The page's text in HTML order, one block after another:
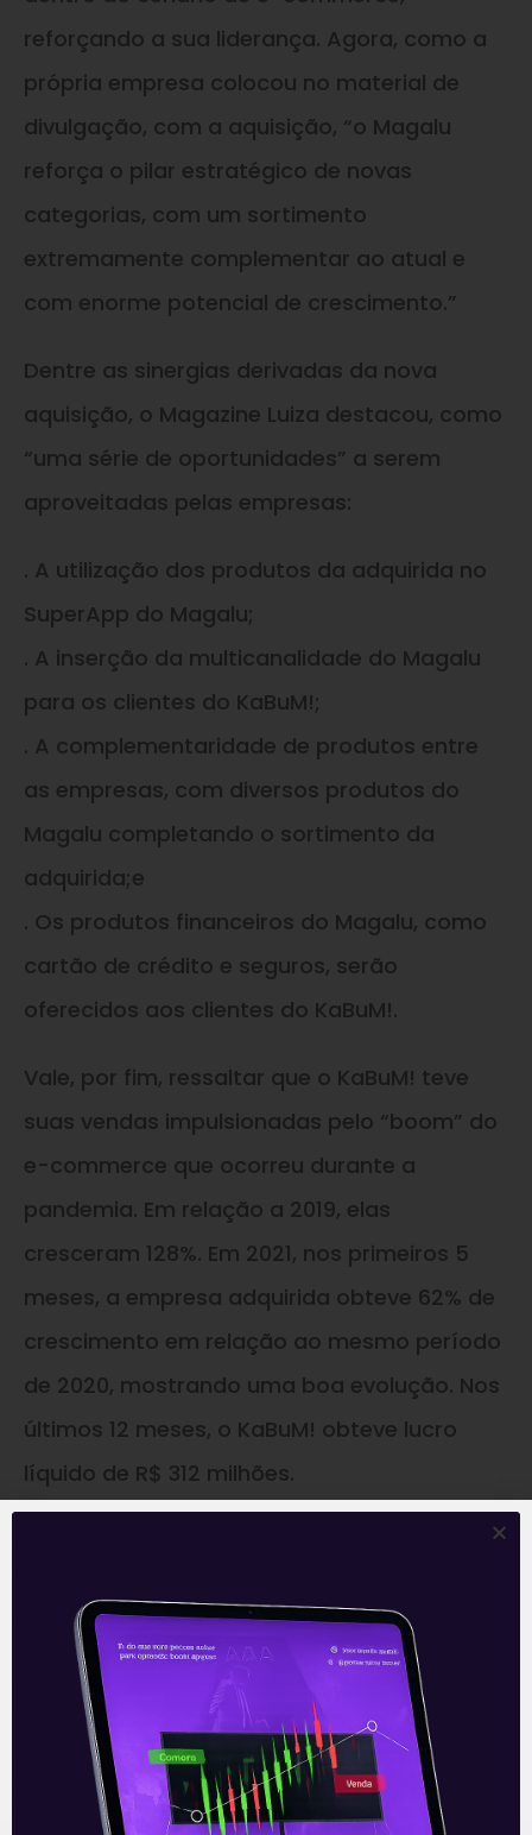
reforçando a sua liderança. Agora, como a
própria empresa colocou no material de
divulgação, com a aquisição, “o Magalu
reforça o pilar estratégico de novas
categorias, com um sortimento
extremamente complementar ao atual e
com enorme potencial de crescimento.”
Dentre as sinergias derivadas da nova
aquisição, o Magazine Luiza destacou, como
“uma série de oportunidades” a serem
aproveitadas pelas empresas:
. A utilização dos produtos da adquirida no
SuperApp do Magalu;
. A inserção da multicanalidade do Magalu
para os clientes do KaBuM!;
. A complementaridade de produtos entre
as empresas, com diversos produtos do
Magalu completando o sortimento da
adquirida;e
. Os produtos financeiros do Magalu, como
cartão de crédito e seguros, serão
oferecidos aos clientes do KaBuM!.
Vale, por fim, ressaltar que o KaBuM! teve
suas vendas impulsionadas pelo “boom” do
e-commerce que ocorreu durante a
pandemia. Em relação a 2019, elas
cresceram 128%. Em 2021, nos primeiros 5
meses, a empresa adquirida obteve 62% de
crescimento em relação ao mesmo período
de 2020, mostrando uma boa evolução. Nos
últimos 12 meses, o KaBuM! obteve lucro
líquido de R$ 312 milhões.
O conteúdo foi útil para você? Compartilhe!